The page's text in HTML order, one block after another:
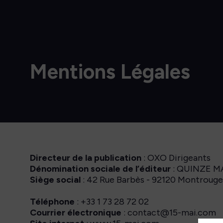
Mentions Légales
Directeur de la publication : OXO Dirigeants
Dénomination sociale de l’éditeur : QUINZE
Siège social : 42 Rue Barbès - 92120
Téléphone : +33 1 73 28 72 02
Courrier électronique : contact@15-mai.com